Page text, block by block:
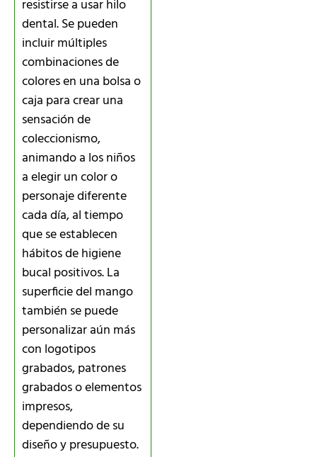
resistirse a usar hilo
dental. Se pueden
incluir múltiples
combinaciones de
colores en una bolsa o
caja para crear una
sensación de
coleccionismo,
animando a los niños
a elegir un color o
personaje diferente
cada día, al tiempo
que se establecen
hábitos de higiene
bucal positivos. La
superficie del mango
también se puede
personalizar aún más
con logotipos
grabados, patrones
grabados o elementos
impresos,
dependiendo de su
diseño y presupuesto.